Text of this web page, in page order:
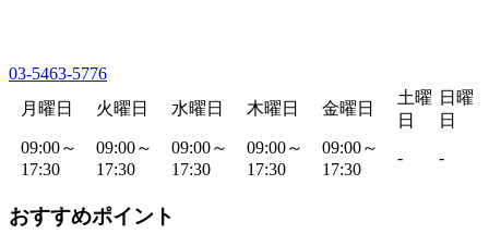
03-5463-5776
月曜日
火曜日 水曜日 木曜日 金曜日
土曜
日
日曜
日
09:00～
17:30
09:00～
17:30
09:00～
17:30
09:00～
17:30
09:00～
17:30
- -
おすすめポイント